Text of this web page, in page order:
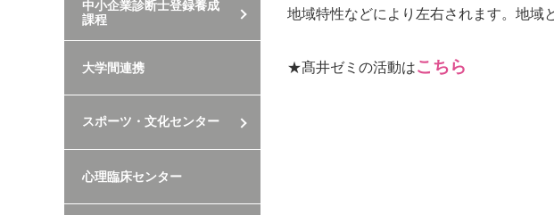
地域特性などにより左右されます。地域
★髙井ゼミの活動はこちら
中小企業診断士登録養成
課程
大学間連携
スポーツ・文化センター
心理臨床センター